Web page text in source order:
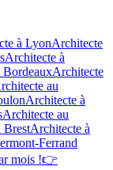
à LyonArchitecte
Architecte à
BordeauxArchitecte
au
Architecte à
Architecte au
BrestArchitecte à
Ferrand
mois !👉